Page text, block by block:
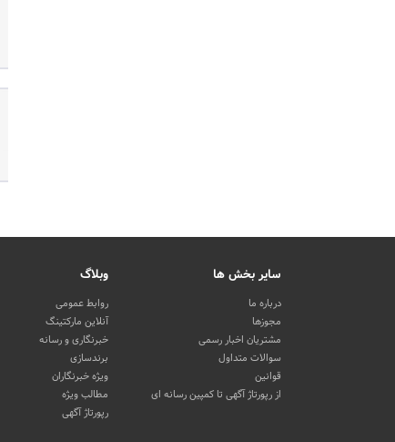
سایر بخش ها
درباره ما
مجوزها
مشتریان اخبار رسمی
سوالات متداول
قوانین
از رپورتاژ آگهی تا کمپین رسانه ای
وبلاگ
روابط عمومی
آنلاین مارکتینگ
خبرنگاری و رسانه
برندسازی
ویژه خبرنگاران
مطالب ویژه
رپورتاژ آگهی